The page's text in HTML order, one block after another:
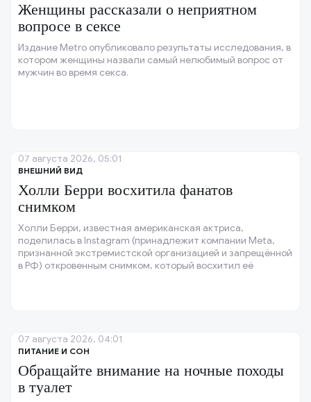
Женщины рассказали о неприятном
вопросе в сексе
Издание Metro опубликовало результаты исследования, в
котором женщины назвали самый нелюбимый вопрос от
мужчин во время секса.
ВНЕШНИЙ ВИД
Холли Берри восхитила фанатов
снимком
Холли Берри, известная американская актриса,
поделилась в Instagram (принадлежит компании Meta,
признанной экстремистской организацией и запрещённой
в РФ) откровенным снимком, который восхитил её
07 августа 2026, 05:01
ПИТАНИЕ И СОН
Обращайте внимание на ночные походы
в туалет
07 августа 2026, 04:01